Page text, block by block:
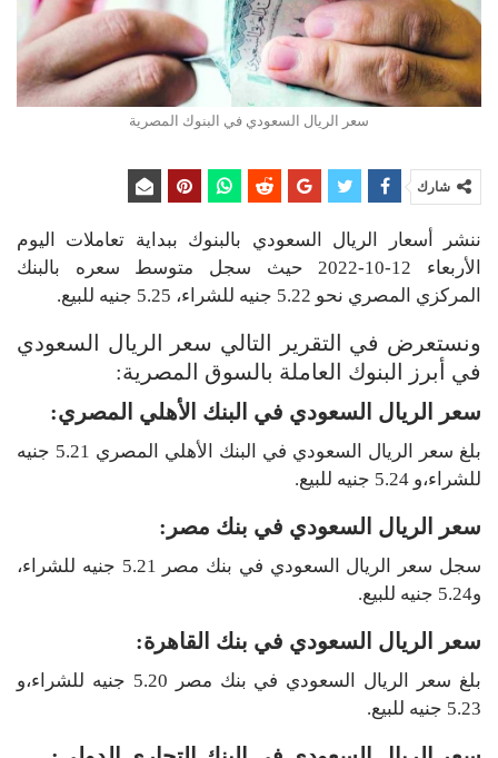
سعر الريال السعودي في البنوك المصرية
شارك
ننشر أسعار الريال السعودي بالبنوك ببداية تعاملات اليوم
الأربعاء 12-10-2022 حيث سجل متوسط سعره بالبنك
المركزي المصري نحو 5.22 جنيه للشراء، 5.25 جنيه للبيع.
ونستعرض في التقرير التالي سعر الريال السعودي
في أبرز البنوك العاملة بالسوق المصرية:
سعر الريال السعودي في البنك الأهلي المصري:
بلغ سعر الريال السعودي في البنك الأهلي المصري 5.21 جنيه
للشراء،و 5.24 جنيه للبيع.
سعر الريال السعودي في بنك مصر:
سجل سعر الريال السعودي في بنك مصر 5.21 جنيه للشراء،
و5.24 جنيه للبيع.
سعر الريال السعودي في بنك القاهرة:
بلغ سعر الريال السعودي في بنك مصر 5.20 جنيه للشراء،و
5.23 جنيه للبيع.